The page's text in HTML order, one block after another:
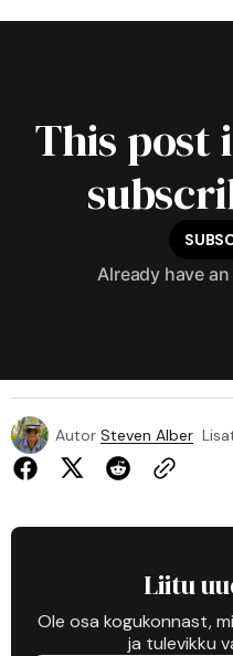
This post
Already have
Autor Steven Alber
Liitu
Ole osa kogukonnast,
ja tulevikku